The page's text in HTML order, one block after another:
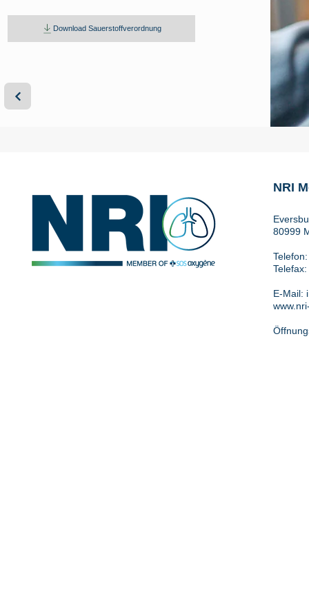
Download Sauerstoffverordnung
NRI
80999
E-Mail: